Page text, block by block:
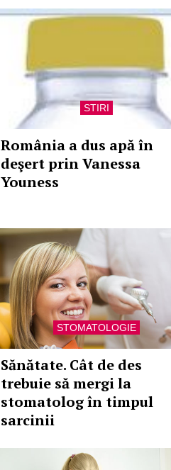
STIRI
România a dus apă în
deşert prin Vanessa
Youness
STOMATOLOGIE
Sănătate. Cât de des
trebuie să mergi la
stomatolog în timpul
sarcinii